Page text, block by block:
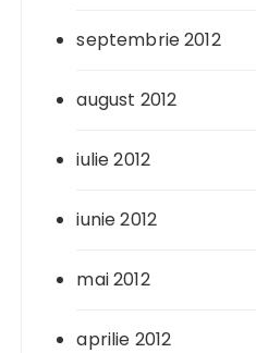
septembrie 2012
august 2012
iulie 2012
iunie 2012
mai 2012
aprilie 2012